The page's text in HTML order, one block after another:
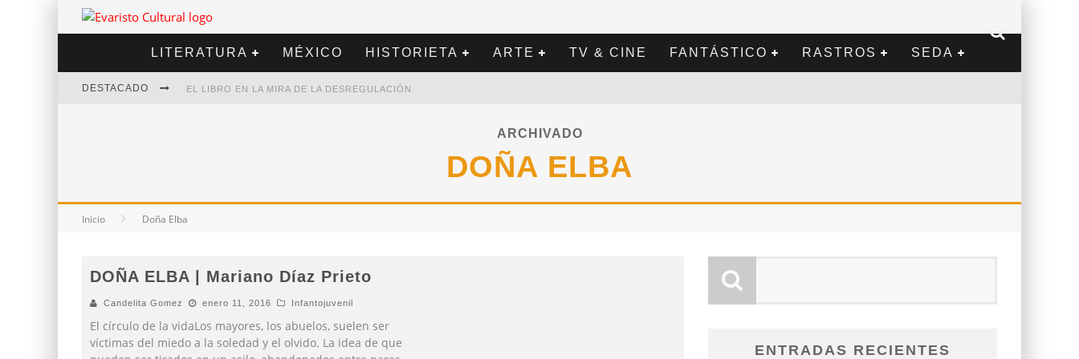
LITERATURA MÉXICO HISTORIETA ARTE TV & CINE FANTÁSTICO RASTROS SEDA
DESTACADO EL LIBRO EN LA MIRA DE LA DESREGULACIÓN
ARCHIVADO
DOÑA ELBA
Inicio Doña Elba
DOÑA ELBA | Mariano Díaz Prieto
Candelita Gomez enero 11, 2016 Infantojuvenil
El círculo de la vidaLos mayores, los abuelos, suelen ser
víctimas del miedo a la soledad y el olvido. La idea de que
ENTRADAS RECIENTES